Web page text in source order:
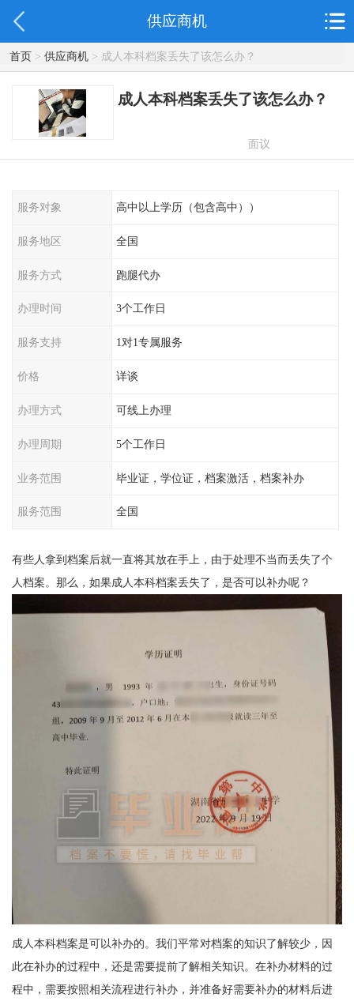
供应商机
首页> 供应商机> 成人本科档案丢失了该怎么办？
成人本科档案丢失了该怎么办？
面议
服务对象 高中以上学历（包含高中））
服务地区 全国
服务方式 跑腿代办
办理时间 3个工作日
服务支持 1对1专属服务
价格 详谈
办理方式 可线上办理
办理周期 5个工作日
业务范围 毕业证，学位证，档案激活，档案补办
服务范围 全国
有些人拿到档案后就一直将其放在手上，由于处理不当而丢失了个
人档案。那么，如果成人本科档案丢失了，是否可以补办呢？
成人本科档案是可以补办的。我们平常对档案的知识了解较少，因
此在补办的过程中，还是需要提前了解相关知识。在补办材料的过
程中，需要按照相关流程进行补办，并准备好需要补办的材料后进